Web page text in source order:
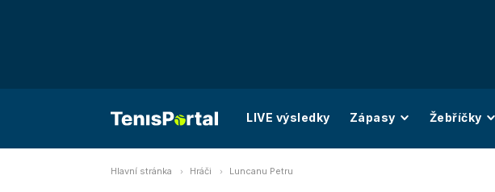
LIVE výsledky Zápasy Žebříčky
Hlavní stránka Hráči Luncanu Petru